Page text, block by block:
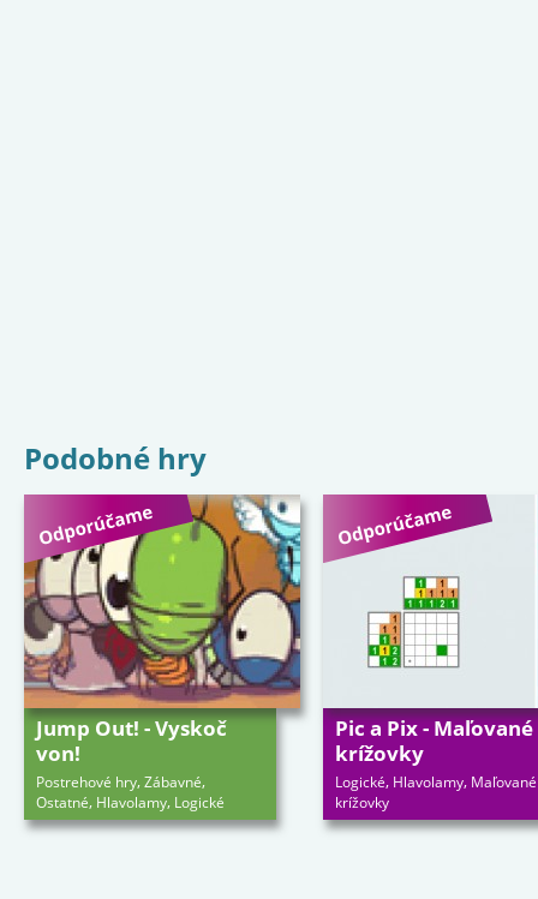
Podobné hry
Jump Out! - Vyskoč
von!
Postrehové hry,Zábavné,
Ostatné, Hlavolamy, Logické
Pic a Pix - Maľované
krížovky
Logické, Hlavolamy, Maľované
krížovky